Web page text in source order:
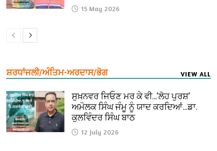
15 May 2026
ਸ਼ਰਧਾਂਜਲੀ/ਅੰਤਿਮ-ਅਰਦਾਸ/ਭੋਗ VIEW ALL
ਸੁਖ਼ਨਵਰ ਜਿਓਣ ਮਰ ਕੇ ਵੀ…‘ਲੋਹ ਪੁਰਸ਼’
ਅਮੋਲਕ ਸਿੰਘ ਜੰਮੂ ਨੂੰ ਯਾਦ ਕਰਦਿਆਂ…ਡਾ.
ਕੁਲਵਿੰਦਰ ਸਿੰਘ ਬਾਠ
12 July 2026